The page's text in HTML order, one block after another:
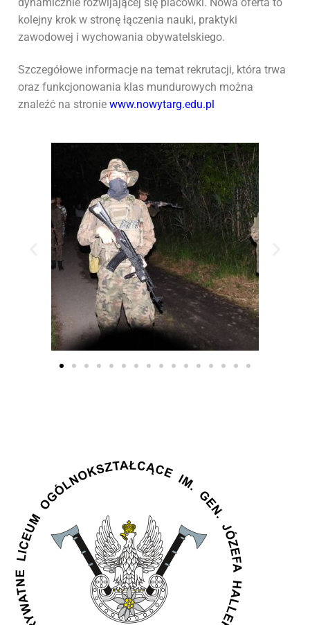
kolejny krok w stronę łączenia nauki, praktyki
zawodowej i wychowania obywatelskiego.
Szczegółowe informacje na temat rekrutacji, która trwa
oraz funkcjonowania klas mundurowych można
znaleźć na stronie www.nowytarg.edu.pl